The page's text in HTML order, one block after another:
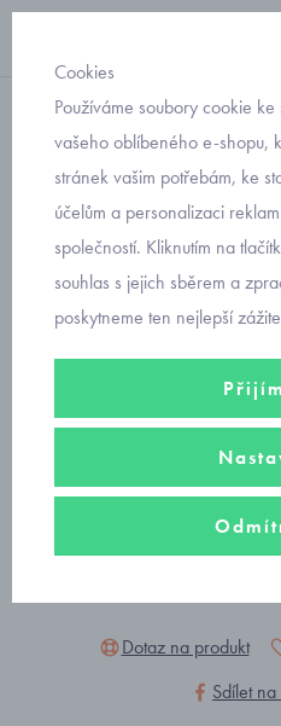
letní šaty
letní
Mayoral
Dotaz na produkt
Sdílet
Cookies
Používáme soubory cookie
vašeho oblíbeného e-shopu,
stránek vašim potřebám, ke
účelům a personalizaci
společností. Kliknutím na
souhlas s jejich sběrem a
poskytneme ten nejlepší